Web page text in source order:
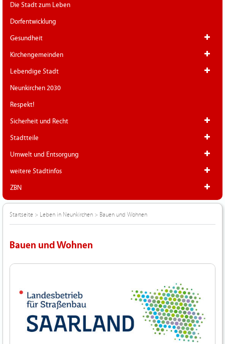
Die Stadt zum Leben
Dorfentwicklung
Gesundheit
Kirchengemeinden
Lebendige Stadt
Neunkirchen 2030
Respekt!
Sicherheit und Recht
Stadtteile
Umwelt und Entsorgung
weitere Stadtinfos
ZBN
Startseite > Leben in Neunkirchen > Bauen und Wohnen
Bauen und Wohnen